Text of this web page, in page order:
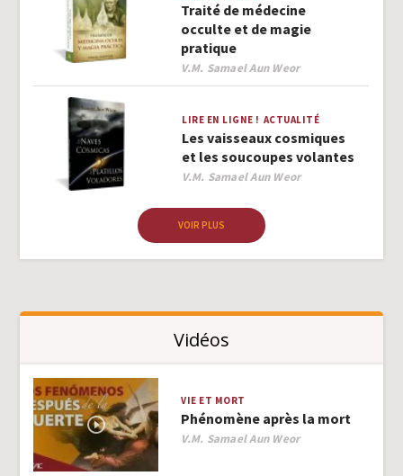
Traité de médecine
occulte et de magie
pratique
Author
V.M. Samael Aun Weor
LIRE EN LIGNE ! ACTUALITÉ
Les vaisseaux cosmiques
et les soucoupes volantes
Author
V.M. Samael Aun Weor
VOIR PLUS
Vidéos
VIE ET MORT
Phénomène après la mort
Author
V.M. Samael Aun Weor